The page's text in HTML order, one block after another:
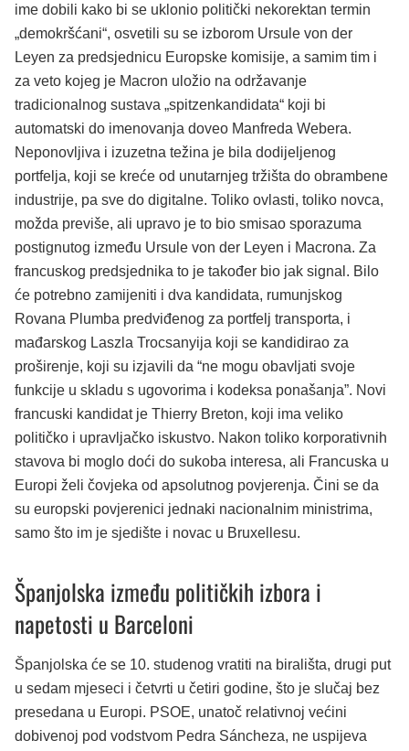
ime dobili kako bi se uklonio politički nekorektan termin
„demokršćani“, osvetili su se izborom Ursule von der
Leyen za predsjednicu Europske komisije, a samim tim i
za veto kojeg je Macron uložio na održavanje
tradicionalnog sustava „spitzenkandidata“ koji bi
automatski do imenovanja doveo Manfreda Webera.
Neponovljiva i izuzetna težina je bila dodijeljenog
portfelja, koji se kreće od unutarnjeg tržišta do obrambene
industrije, pa sve do digitalne. Toliko ovlasti, toliko novca,
možda previše, ali upravo je to bio smisao sporazuma
postignutog između Ursule von der Leyen i Macrona. Za
francuskog predsjednika to je također bio jak signal. Bilo
će potrebno zamijeniti i dva kandidata, rumunjskog
Rovana Plumba predviđenog za portfelj transporta, i
mađarskog Laszla Trocsanyija koji se kandidirao za
proširenje, koji su izjavili da “ne mogu obavljati svoje
funkcije u skladu s ugovorima i kodeksa ponašanja”. Novi
francuski kandidat je Thierry Breton, koji ima veliko
političko i upravljačko iskustvo. Nakon toliko korporativnih
stavova bi moglo doći do sukoba interesa, ali Francuska u
Europi želi čovjeka od apsolutnog povjerenja. Čini se da
su europski povjerenici jednaki nacionalnim ministrima,
samo što im je sjedište i novac u Bruxellesu.
Španjolska između političkih izbora i
napetosti u Barceloni
Španjolska će se 10. studenog vratiti na birališta, drugi put
u sedam mjeseci i četvrti u četiri godine, što je slučaj bez
presedana u Europi. PSOE, unatoč relativnoj većini
dobivenoj pod vodstvom Pedra Sáncheza, ne uspijeva